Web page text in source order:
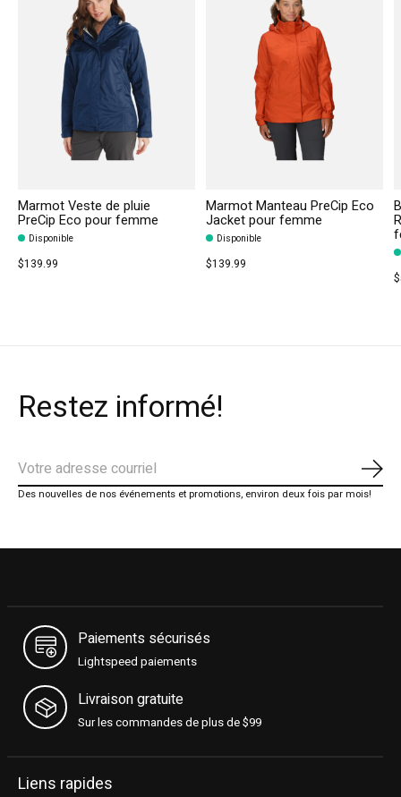
Marmot Veste de pluie
PreCip Eco pour femme
Disponible
$139.99
Marmot Manteau PreCip Eco
Jacket pour femme
Disponible
$139.99
Restez informé!
Des nouvelles de nos événements et promotions, environ deux fois par mois!
Paiements sécurisés
Lightspeed paiements
Livraison gratuite
Sur les commandes de plus de $99
Liens rapides